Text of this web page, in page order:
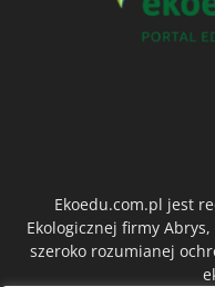
Ekoedu.com.pl jest
Ekologicznej firmy
szeroko rozumianej